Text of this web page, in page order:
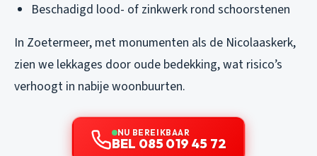
Beschadigd lood- of zinkwerk rond schoorstenen
In Zoetermeer, met monumenten als de Nicolaaskerk,
zien we lekkages door oude bedekking, wat risico’s
verhoogt in nabije woonbuurten.
NU BEREIKBAAR
BEL 085 019 45 72